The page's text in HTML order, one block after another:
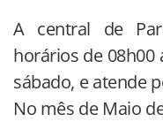
A central de
horários de 08h00
sábado, e atende
No mês de Maio